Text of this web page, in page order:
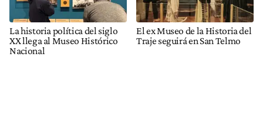
La historia política del siglo
XX llega al Museo Histórico
Nacional
El ex Museo de la Historia del
Traje seguirá en San Telmo